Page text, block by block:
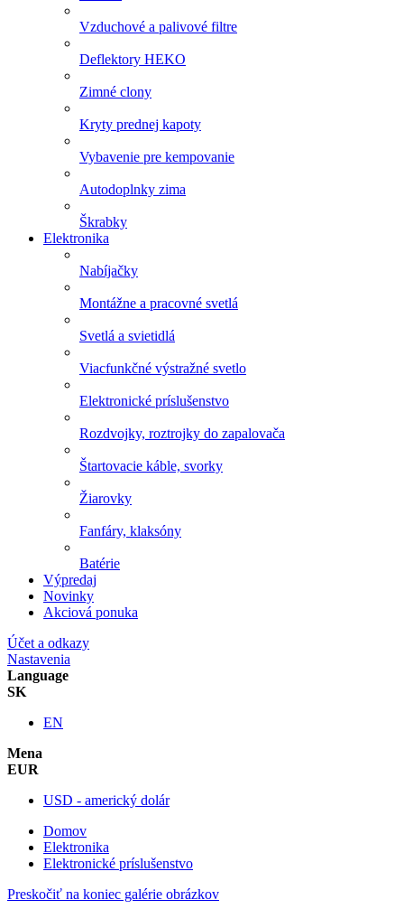
Vzduchové a palivové filtre
Deflektory HEKO
Zimné clony
Kryty prednej kapoty
Vybavenie pre kempovanie
Autodoplnky zima
Škrabky
Elektronika
Nabíjačky
Montážne a pracovné svetlá
Svetlá a svietidlá
Viacfunkčné výstražné svetlo
Elektronické príslušenstvo
Rozdvojky, roztrojky do zapalovača
Štartovacie káble, svorky
Žiarovky
Fanfáry, klaksóny
Batérie
Výpredaj
Novinky
Akciová ponuka
Účet a odkazy
Nastavenia
Language
SK
EN
Mena
EUR
USD - americký dolár
Domov
Elektronika
Elektronické príslušenstvo
Preskočiť na koniec galérie obrázkov